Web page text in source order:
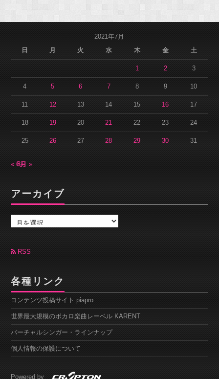
2021年7月
日
月 火 水 木 金 土
1 2 3
4 5 6 7 8 9 10
11 12 13 14 15 16 17
18 19 20 21 22 23 24
25 26 27 28 29 30 31
« 6月8月 »
アーカイブ
カ
ブ RSS
各種リンク
コンテンツ投稿サイト piapro
世界最大規模のボカロ楽曲レーベル KARENT
バーチャルシンガー・ラインナップ
個人情報の保護について
Powered by